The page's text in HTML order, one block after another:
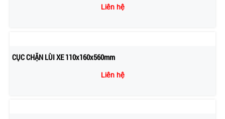
Liên hệ
CỤC CHẶN LÙI XE 110x160x560mm
Liên hệ